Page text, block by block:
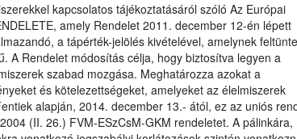
kapcsolatos tájékoztatásáról szóló Az Európai
amely Rendelet 2011. december 12-én lépett
a tápérték-jelölés kivételével, amelynek
A Rendelet módosítás célja, hogy biztosítva legyen a
szabad mozgása. Meghatározza azokat a
és kötelezettségeket, amelyeket az élelmiszerek
alapján, 2014. december 13.- ától, ez az uniós
(II. 26.) FVM-ESzCsM-GKM rendeletet. A pálinkára,